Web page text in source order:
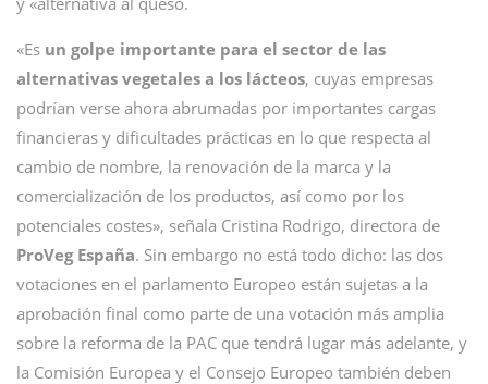
«Es un golpe importante para el sector de las
alternativas vegetales a los lácteos, cuyas empresas
podrían verse ahora abrumadas por importantes cargas
financieras y dificultades prácticas en lo que respecta al
cambio de nombre, la renovación de la marca y la
comercialización de los productos, así como por los
potenciales costes», señala Cristina Rodrigo, directora de
ProVeg España. Sin embargo no está todo dicho: las dos
votaciones en el parlamento Europeo están sujetas a la
aprobación final como parte de una votación más amplia
sobre la reforma de la PAC que tendrá lugar más adelante, y
la Comisión Europea y el Consejo Europeo también deben